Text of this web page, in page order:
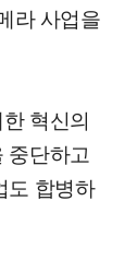
라 사업을
혁신의
중단하고
도 합병하